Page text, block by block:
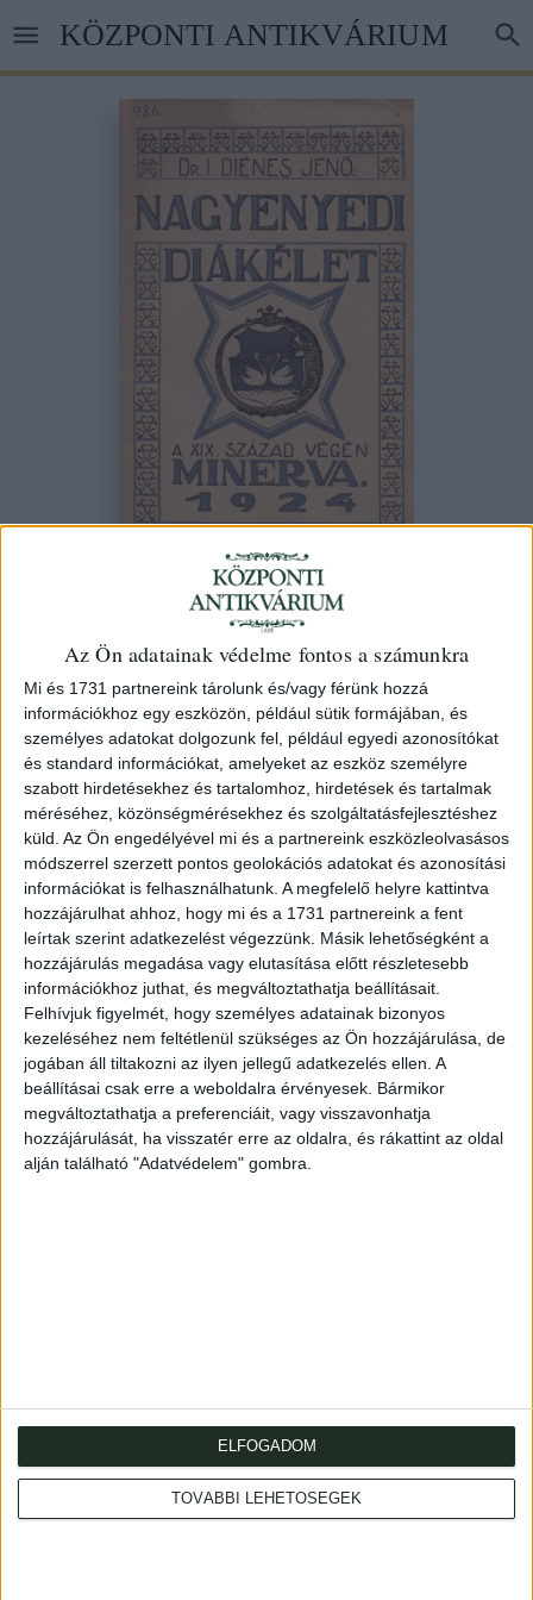
Az Ön adatainak védelme fontos a számunkra
Mi és 1731 partnereink tárolunk és/vagy férünk hozzá
információkhoz egy eszközön, például sütik formájában, és
személyes adatokat dolgozunk fel, például egyedi azonosítókat
és standard információkat, amelyeket az eszköz személyre
szabott hirdetésekhez és tartalomhoz, hirdetések és tartalmak
méréséhez, közönségmérésekhez és szolgáltatásfejlesztéshez
küld. Az Ön engedélyével mi és a partnereink eszközleolvasásos
módszerrel szerzett pontos geolokációs adatokat és azonosítási
információkat is felhasználhatunk. A megfelelő helyre kattintva
hozzájárulhat ahhoz, hogy mi és a 1731 partnereink a fent
leírtak szerint adatkezelést végezzünk. Másik lehetőségként a
hozzájárulás megadása vagy elutasítása előtt részletesebb
információkhoz juthat, és megváltoztathatja beállításait.
Felhívjuk figyelmét, hogy személyes adatainak bizonyos
kezeléséhez nem feltétlenül szükséges az Ön hozzájárulása, de
jogában áll tiltakozni az ilyen jellegű adatkezelés ellen. A
beállításai csak erre a weboldalra érvényesek. Bármikor
megváltoztathatja a preferenciáit, vagy visszavonhatja
hozzájárulását, ha visszatér erre az oldalra, és rákattint az oldal
alján található "Adatvédelem" gombra.
TOVÁBBI LEHETŐSÉGEK
ELFOGADOM
tartalomra
KÖZPONTI ANTIKVÁRIUM
Nagyenyedi diákélet a XIX. század
végén. Emlékezések a Bethlen
kollégiumi diákszokásokra.
1924 Cluj-Kolozsvár Minerva Rt
138. árverés/ 88.
Kikiáltási ár:5 000 Ft
Leütési ár: 6 500 Ft
Azonosító
94486
Illustrated original paper. Uncut.
197+(2)p. Pethő Sándornak dedikált példány.
Rajzos, kiadói papírborítóban. Körülvágatlan példány.
: 1053 Budapest., Múzeum krt. 13-15.
Telefon: +36 1 317 3514
Nyitva: hétköznap 10-18h, szombat 10-14h